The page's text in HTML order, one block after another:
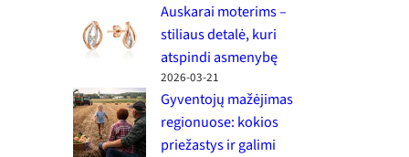
Auskarai moterims –
stiliaus detalė, kuri
atspindi asmenybę
2026-03-21
Gyventojų mažėjimas
regionuose: kokios
priežastys ir galimi